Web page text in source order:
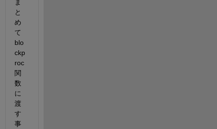
ま
と
め
て
blo
ckp
roc
関
数
に
渡
す
事